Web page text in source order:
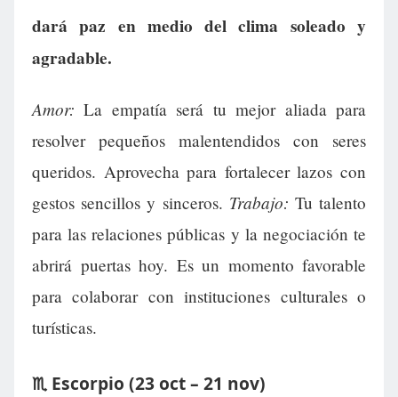
dará paz en medio del clima soleado y
agradable.
Amor: La empatía será tu mejor aliada para
resolver pequeños malentendidos con seres
queridos. Aprovecha para fortalecer lazos con
gestos sencillos y sinceros. Trabajo: Tu talento
para las relaciones públicas y la negociación te
abrirá puertas hoy. Es un momento favorable
para colaborar con instituciones culturales o
turísticas.
♏ Escorpio (23 oct – 21 nov)